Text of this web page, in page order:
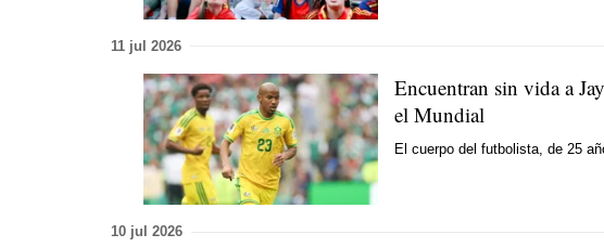
11 jul 2026
Encuentran sin vida a
el Mundial
El cuerpo del futbolista, de 25
10 jul 2026